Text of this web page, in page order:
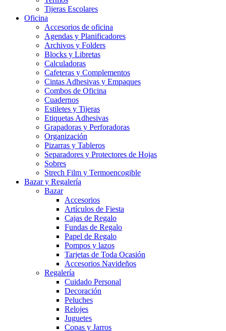
Tijeras Escolares
Oficina
Accesorios de oficina
Agendas y Planificadores
Archivos y Folders
Blocks y Libretas
Calculadoras
Cafeteras y Complementos
Cintas Adhesivas y Empaques
Combos de Oficina
Cuadernos
Estiletes y Tijeras
Etiquetas Adhesivas
Grapadoras y Perforadoras
Organización
Pizarras y Tableros
Separadores y Protectores de Hojas
Sobres
Strech Film y Termoencogible
Bazar y Regalería
Bazar
Accesorios
Artículos de Fiesta
Cajas de Regalo
Fundas de Regalo
Papel de Regalo
Pompos y lazos
Tarjetas de Toda Ocasión
Accesorios Navideños
Regalería
Cuidado Personal
Decoración
Peluches
Relojes
Juguetes
Copas y Jarros